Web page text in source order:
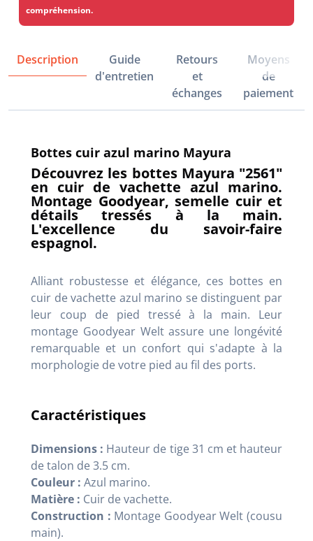
compréhension.
Description
Guide
d'entretien
Retours
et
échanges
Moyens
de
paiement
Bottes cuir azul marino Mayura
Découvrez les bottes Mayura "2561"
en cuir de vachette azul marino.
Montage Goodyear, semelle cuir et
détails tressés à la main.
L'excellence du savoir-faire
espagnol.
Alliant robustesse et élégance, ces bottes en
cuir de vachette azul marino se distinguent par
leur coup de pied tressé à la main. Leur
montage Goodyear Welt assure une longévité
remarquable et un confort qui s'adapte à la
morphologie de votre pied au fil des ports.
Caractéristiques
Dimensions : Hauteur de tige 31 cm et hauteur
de talon de 3.5 cm.
Couleur : Azul marino.
Matière : Cuir de vachette.
Construction : Montage Goodyear Welt (cousu
main).